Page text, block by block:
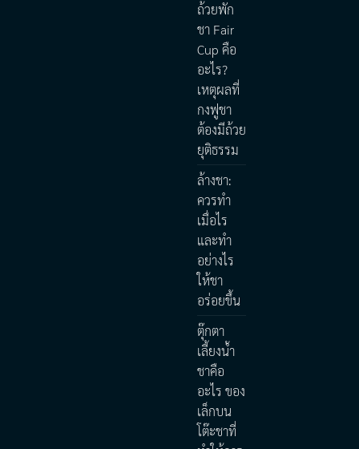
ถ้วยพัก
ชา Fair
Cup คือ
อะไร?
เหตุผลที่
กงฟูชา
ต้องมีถ้วย
ยุติธรรม
ล้างชา:
ควรทำ
เมื่อไร
และทำ
อย่างไร
ให้ชา
อร่อยขึ้น
ตุ๊กตา
เลี้ยงน้ำ
ชาคือ
อะไร ของ
เล็กบน
โต๊ะชาที่